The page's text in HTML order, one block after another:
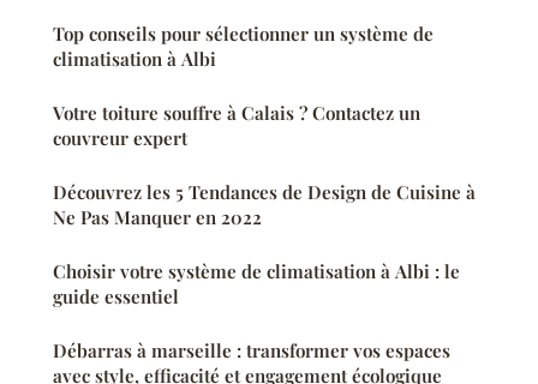
Top conseils pour sélectionner un système de
climatisation à Albi
Votre toiture souffre à Calais ? Contactez un
couvreur expert
Découvrez les 5 Tendances de Design de Cuisine à
Ne Pas Manquer en 2022
Choisir votre système de climatisation à Albi : le
guide essentiel
Débarras à marseille : transformer vos espaces
avec style, efficacité et engagement écologique